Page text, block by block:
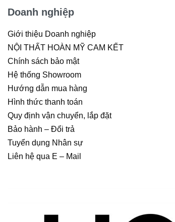
Doanh nghiệp
Giới thiệu Doanh nghiệp
NỘI THẤT HOÀN MỸ CAM KẾT
Chính sách bảo mật
Hệ thống Showroom
Hướng dẫn mua hàng
Hình thức thanh toán
Quy định vận chuyển, lắp đặt
Bảo hành – Đổi trả
Tuyển dụng Nhân sự
Liên hệ qua E – Mail